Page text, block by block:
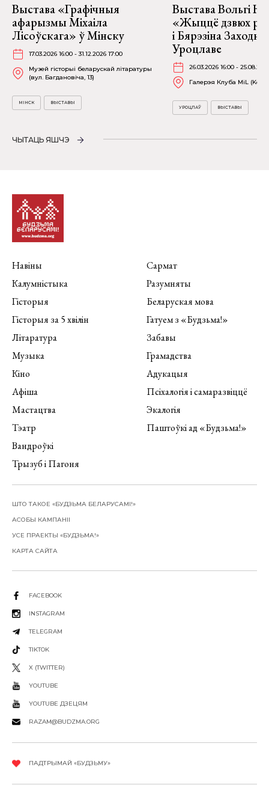
Выстава «Графічныя
афарызмы Міхаіла
Лісоўскага» ў Мінску
17.03.2026 16:00 - 31.12.2026 17:00
Музей гісторыі беларускай літаратуры
(вул. Багдановіча, 13)
МІНСК ВЫСТАВЫ
Выстава Вольгі
«Жыццё дзвюх
і Бярэзіна
Уроцлаве
26.03.2026 16:00 -
Галерэя Клуба MiL
УРОЦЛАЎ ВЫСТАВЫ
ЧЫТАЦЬ ЯШЧЭ
Навіны
Калумністыка
Гісторыя
Гісторыя за 5 хвілін
Літаратура
Музыка
Кіно
Афіша
Мастацтва
Тэатр
Вандроўкі
Трызуб і Пагоня
Сармат
Разумняты
Беларуская мова
Гатуем з «Будзьма!»
Забавы
Грамадства
Адукацыя
Псіхалогія і самаразвіццё
Экалогія
Паштоўкі ад «Будзьма!»
ШТО ТАКОЕ «БУДЗЬМА БЕЛАРУСАМІ!»
АСОБЫ КАМПАНІІ
УСЕ ПРАЕКТЫ «БУДЗЬМА!»
КАРТА САЙТА
FACEBOOK
INSTAGRAM
TELEGRAM
TIKTOK
X (TWITTER)
YOUTUBE
YOUTUBE ДЗЕЦЯМ
RAZAM@BUDZMA.ORG
ПАДТРЫМАЙ «БУДЗЬМУ»